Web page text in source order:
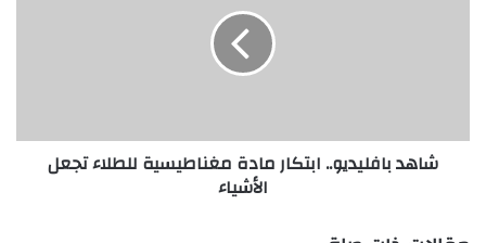
شاهد بافليديو.. ابتكار مادة مغناطيسية للطلاء تجعل
الأشياء